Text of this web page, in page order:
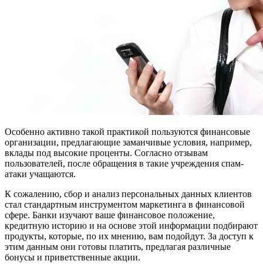
Особенно активно такой практикой пользуются финансовые
организации, предлагающие заманчивые условия, например,
вклады под высокие проценты. Согласно отзывам
пользователей, после обращения в такие учреждения спам-
атаки учащаются.
К сожалению, сбор и анализ персональных данных клиентов
стал стандартным инструментом маркетинга в финансовой
сфере. Банки изучают ваше финансовое положение,
кредитную историю и на основе этой информации подбирают
продукты, которые, по их мнению, вам подойдут. За доступ к
этим данным они готовы платить, предлагая различные
бонусы и приветственные акции.